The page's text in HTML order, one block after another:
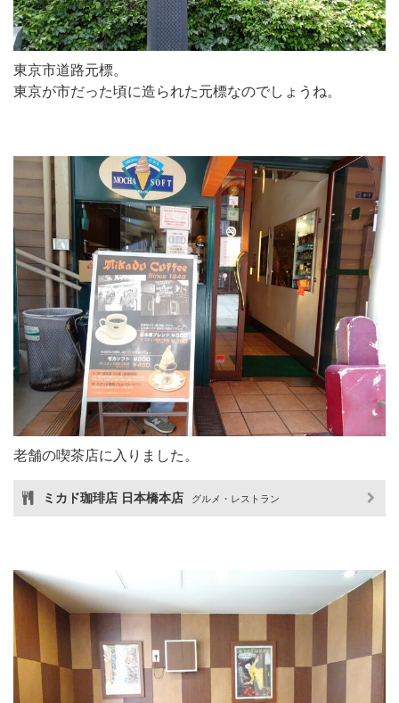
東京市道路元標。
東京が市だった頃に造られた元標なのでしょうね。
老舗の喫茶店に入りました。
ミカド珈琲店 日本橋本店 グルメ・レストラン